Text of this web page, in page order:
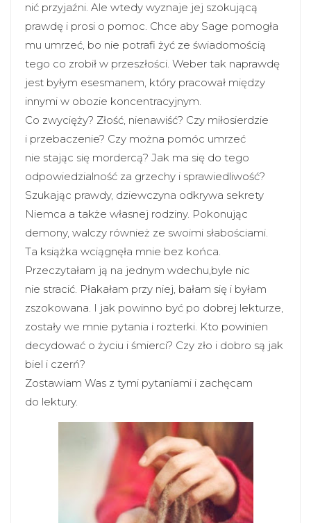
nić przyjaźni. Ale wtedy wyznaje jej szokującą
prawdę i prosi o pomoc. Chce aby Sage pomogła
mu umrzeć, bo nie potrafi żyć ze świadomością
tego co zrobił w przeszłości. Weber tak naprawdę
jest byłym esesmanem, który pracował między
innymi w obozie koncentracyjnym.
Co zwycięży? Złość, nienawiść? Czy miłosierdzie
i przebaczenie? Czy można pomóc umrzeć
nie stając się mordercą? Jak ma się do tego
odpowiedzialność za grzechy i sprawiedliwość?
Szukając prawdy, dziewczyna odkrywa sekrety
Niemca a także własnej rodziny. Pokonując
demony, walczy również ze swoimi słabościami.
Ta książka wciągnęła mnie bez końca.
Przeczytałam ją na jednym wdechu,byle nic
nie stracić. Płakałam przy niej, bałam się i byłam
zszokowana. I jak powinno być po dobrej lekturze,
zostały we mnie pytania i rozterki. Kto powinien
decydować o życiu i śmierci? Czy zło i dobro są jak
biel i czerń?
Zostawiam Was z tymi pytaniami i zachęcam
do lektury.